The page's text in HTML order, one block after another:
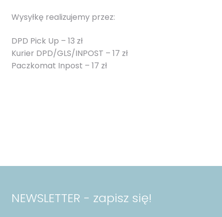
Wysyłkę realizujemy przez:
DPD Pick Up – 13 zł
Kurier DPD/GLS/INPOST – 17 zł
Paczkomat Inpost – 17 zł
NEWSLETTER - zapisz się!